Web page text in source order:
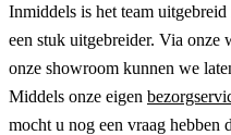
Inmiddels is het team
een stuk uitgebreider. Via onze
onze showroom kunnen we
Middels onze eigen
mocht u nog een vraag hebben